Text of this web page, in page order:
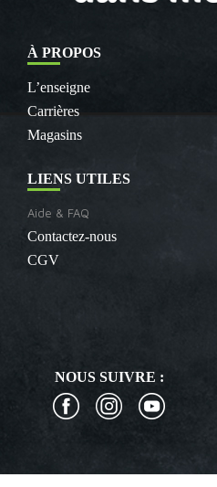
À PROPOS
L’enseigne
Carrières
Magasins
LIENS UTILES
Aide & FAQ
Contactez-nous
CGV
NOUS SUIVRE :